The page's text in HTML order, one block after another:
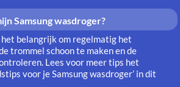
Samsung wasdroger?
belangrijk om regelmatig het
trommel schoon te maken en de
Lees voor meer tips het
voor je Samsung wasdroger’ in dit